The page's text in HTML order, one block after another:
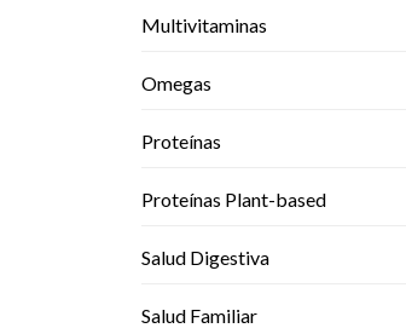
Multivitaminas
Omegas
Proteínas
Proteínas Plant-based
Salud Digestiva
Salud Familiar